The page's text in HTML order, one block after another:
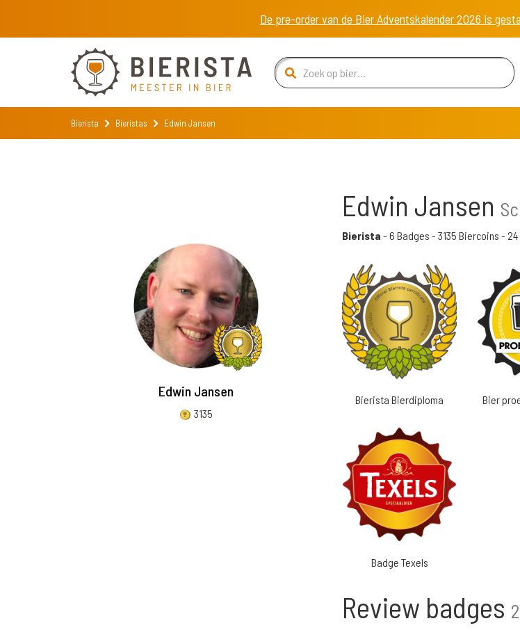
De pre-order van de Bier Adventskalender 2026 is
Bierista Bieristas Edwin Jansen
Edwin Jansen
3135
Edwin Jansen
Bierista - 6 Badges - 3135 Biercoins -
Bierista Bierdiploma Bier
Badge Texels
Review badges